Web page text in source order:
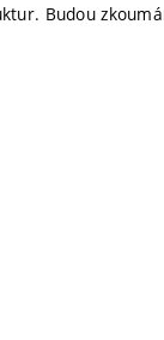
Budou